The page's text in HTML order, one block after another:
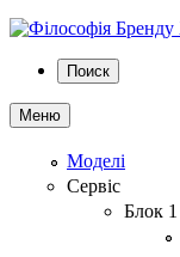
Поиск
Меню
Моделі
Сервіс
Блок 1